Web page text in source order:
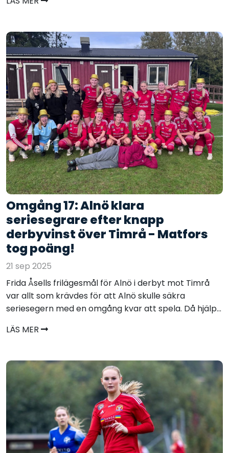
Omgång 17: Alnö klara
seriesegrare efter knapp
derbyvinst över Timrå - Matfors
tog poäng!
21 sep 2025
Frida Åsells frilägesmål för Alnö i derbyt mot Timrå
var allt som krävdes för att Alnö skulle säkra
seriesegern med en omgång kvar att spela. Då hjälp...
LÄS MER